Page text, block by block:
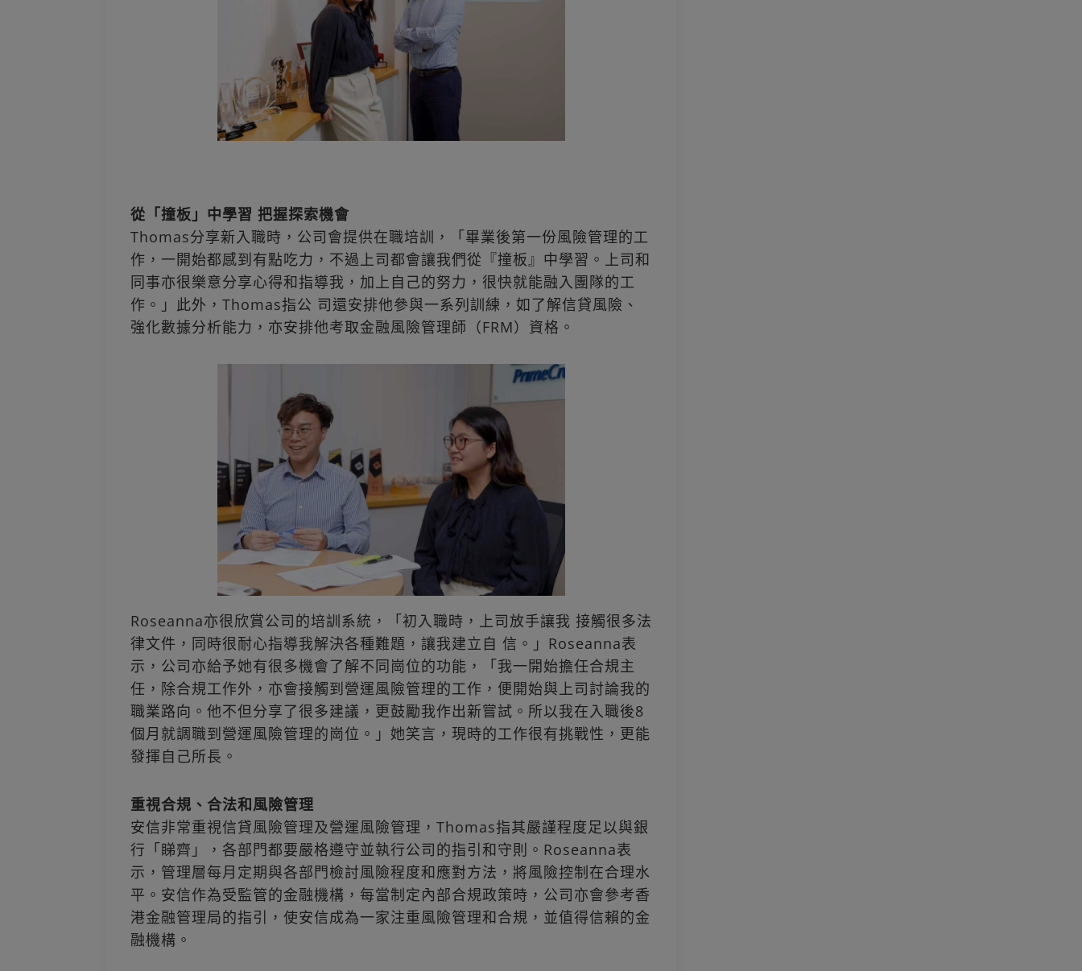
從「撞板」中學習 把握探索機會
Thomas分享新入職時，公司會提供在職培訓，「畢業後第一份風險管理的工
作，一開始都感到有點吃力，不過上司都會讓我們從『撞板』中學習。上司和
同事亦很樂意分享心得和指導我，加上自己的努力，很快就能融入團隊的工
作。」此外，Thomas指公 司還安排他參與一系列訓練，如了解信貸風險、
強化數據分析能力，亦安排他考取金融風險管理師（FRM）資格。
Roseanna亦很欣賞公司的培訓系統，「初入職時，上司放手讓我 接觸很多法
律文件，同時很耐心指導我解決各種難題，讓我建立自 信。」Roseanna表
示，公司亦給予她有很多機會了解不同崗位的功能，「我一開始擔任合規主
任，除合規工作外，亦會接觸到營運風險管理的工作，便開始與上司討論我的
職業路向。他不但分享了很多建議，更鼓勵我作出新嘗試。所以我在入職後8
個月就調職到營運風險管理的崗位。」她笑言，現時的工作很有挑戰性，更能
發揮自己所長。
重視合規、合法和風險管理
安信非常重視信貸風險管理及營運風險管理，Thomas指其嚴謹程度足以與銀
行「睇齊」，各部門都要嚴格遵守並執行公司的指引和守則。Roseanna表
示，管理層每月定期與各部門檢討風險程度和應對方法，將風險控制在合理水
平。安信作為受監管的金融機構，每當制定內部合規政策時，公司亦會參考香
港金融管理局的指引，使安信成為一家注重風險管理和合規，並值得信賴的金
融機構。